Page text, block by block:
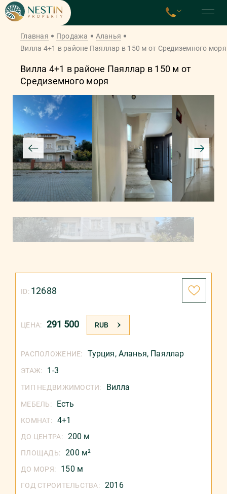
Главная Продажа
Аланья
Вилла 4+1 в районе Паяллар в 150 м от Средиземного моря
Вилла 4+1 в районе Паяллар в 150 м от
Средиземного моря
ЦЕНА: 291 500 RUB
ID: 12688
РАСПОЛОЖЕНИЕ: Турция, Аланья, Паяллар
ЭТАЖ: 1-3
ТИП НЕДВИЖИМОСТИ: Вилла
МЕБЕЛЬ: Есть
КОМНАТ: 4+1
ДО ЦЕНТРА: 200 м
ПЛОЩАДЬ: 200 м²
ДО МОРЯ: 150 м
ГОД СТРОИТЕЛЬСТВА: 2016